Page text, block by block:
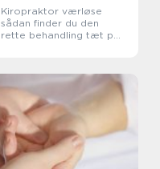
Kiropraktor værløse
sådan finder du den
rette behandling tæt på